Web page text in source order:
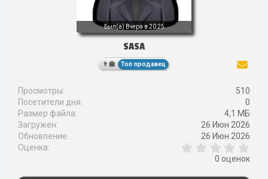
Был(а)Вчера в 20:25
SASA
Топ продавец
Просмотры
510
Посетители дня
0
Размер файла
4,1 МБ
Загружен
26 Июн 2026
Обновление
26 Июн 2026
Оценка
,
0 оценок